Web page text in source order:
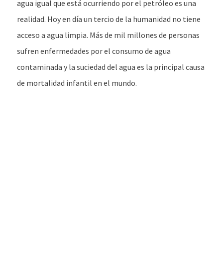
agua igual que está ocurriendo por el petróleo es una
realidad. Hoy en día un tercio de la humanidad no tiene
acceso a agua limpia. Más de mil millones de personas
sufren enfermedades por el consumo de agua
contaminada y la suciedad del agua es la principal causa
de mortalidad infantil en el mundo.